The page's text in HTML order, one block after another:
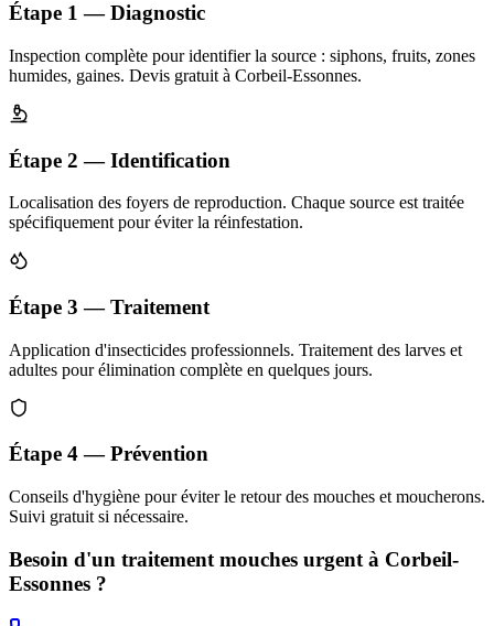
Étape 1 — Diagnostic
Inspection complète pour identifier la source : siphons, fruits, zones
humides, gaines. Devis gratuit à Corbeil-Essonnes.
Étape 2 — Identification
Localisation des foyers de reproduction. Chaque source est traitée
spécifiquement pour éviter la réinfestation.
Étape 3 — Traitement
Application d'insecticides professionnels. Traitement des larves et
adultes pour élimination complète en quelques jours.
Étape 4 — Prévention
Conseils d'hygiène pour éviter le retour des mouches et moucherons.
Suivi gratuit si nécessaire.
Besoin d'un traitement mouches urgent à Corbeil-
Essonnes ?